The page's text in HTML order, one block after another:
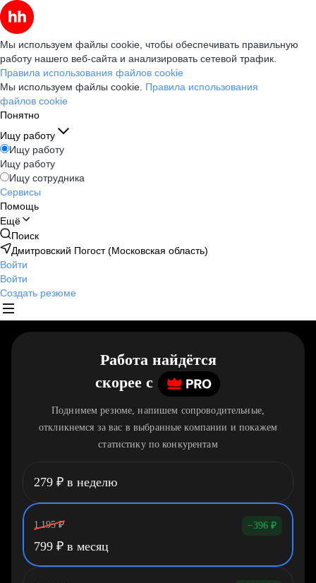
Мы используем файлы cookie, чтобы обеспечивать правильную
работу нашего веб-сайта и анализировать сетевой трафик.
Правила использования файлов cookie
Мы используем файлы cookie. Правила использования
файлов cookie
Понятно
Ищу работу
Ищу работу
Ищу работу
Ищу сотрудника
Сервисы
Помощь
Ещё
Поиск
Дмитровский Погост (Московская область)
Войти
Войти
Создать резюме
Работа найдётся
скорее c
Поднимем резюме, напишем сопроводительные,
откликнемся за вас в выбранные компании и покажем
статистику по конкурентам
279 ₽ в неделю
1 195 ₽ −396 ₽
799 ₽ в месяц